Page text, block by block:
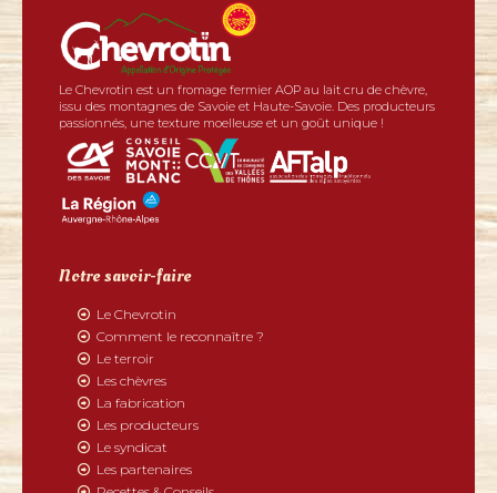
Le Chevrotin est un fromage fermier AOP au lait cru de chèvre,
issu des montagnes de Savoie et Haute-Savoie. Des producteurs
passionnés, une texture moelleuse et un goût unique !
Notre savoir-faire
Le Chevrotin
Comment le reconnaître ?
Le terroir
Les chèvres
La fabrication
Les producteurs
Le syndicat
Les partenaires